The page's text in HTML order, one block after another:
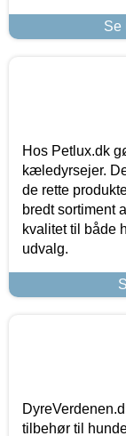
Se
Hos Petlux.dk
kæledyrsejer.
de rette
bredt sortiment
kvalitet til både
udvalg.
tilbehør til